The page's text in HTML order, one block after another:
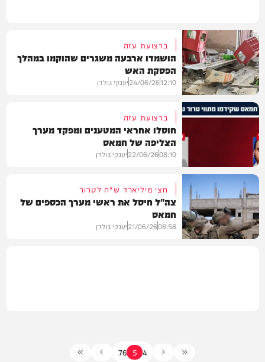
ברצועת עזה
הושמדו ארבעה משגרים שהוקמו במהלך
הפסקת האש
12:10
24/06/26יענקי גולדן
וידאו
ברצועת עזה
חוסלו אחראי המטענים ומפקד מערך
הצליפה של חמאס
08:10
22/06/26יענקי גולדן
חצי מיליארד ש"ח לטרור
צה"ל חיסל את ראשי מערך הכספים של
חמאס
08:58
21/06/26יענקי גולדן
4
5
6
7